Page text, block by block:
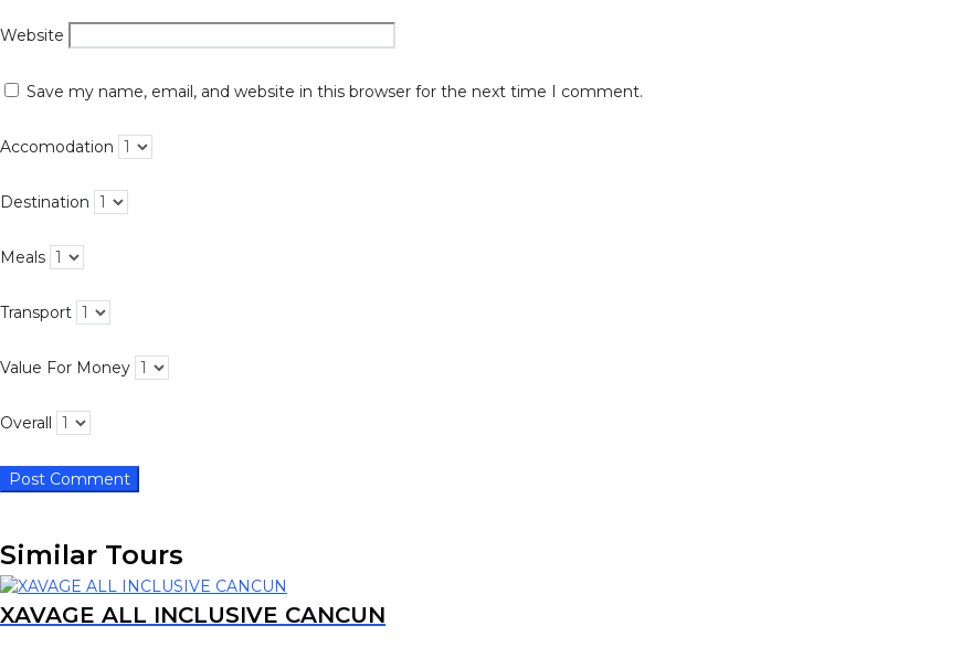
Website
Save my name, email, and website in this browser for the next time I comment.
Accomodation
Destination
Meals
Transport
Value For Money
Overall
Similar Tours
XAVAGE ALL INCLUSIVE CANCUN